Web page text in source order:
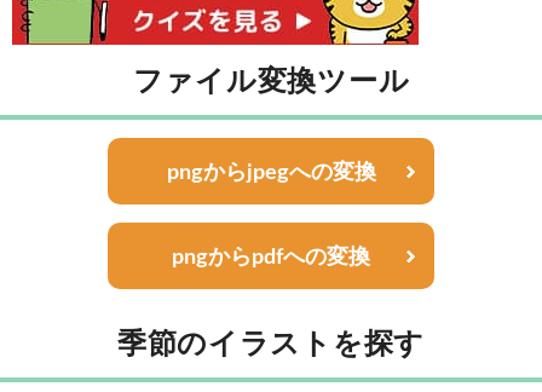
ファイル変換ツール
pngからjpegへの変換
pngからpdfへの変換
季節のイラストを探す